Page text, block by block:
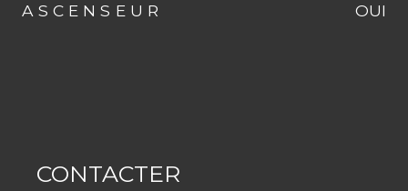
ASCENSEUR OUI
CONTACTER